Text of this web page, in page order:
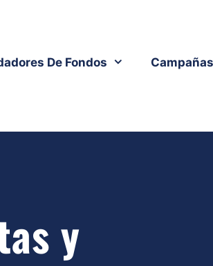
De Fondos Campañas
y